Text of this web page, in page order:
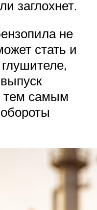
заглохнет.
не
стать и
тем самым